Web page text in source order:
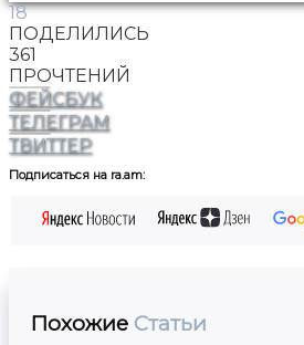
18
ПОДЕЛИЛИСЬ
361
ПРОЧТЕНИЙ
ФЕЙСБУК
ТЕЛЕГРАМ
ТВИТТЕР
Подписаться на ra.am:
Похожие Статьи